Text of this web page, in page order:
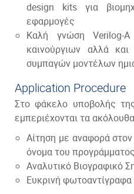
design kits για
εφαρμογές
Καλή γνώση Verilog-
καινούργιων αλλά
συμπαγών μοντέλων
Application Procedure
Στο φάκελο υποβολής
εμπεριέχονται τα
Αίτηση με αναφορά
όνομα του προγράμματος
Αναλυτικό Βιογραφικό
Ευκρινή